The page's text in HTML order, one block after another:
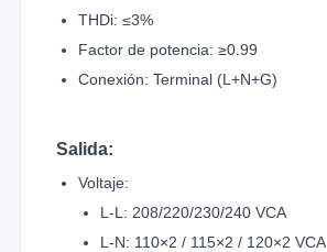
THDi: ≤3%
Factor de potencia: ≥0.99
Conexión: Terminal (L+N+G)
Salida:
Voltaje:
L-L: 208/220/230/240 VCA
L-N: 110×2 / 115×2 / 120×2 VCA